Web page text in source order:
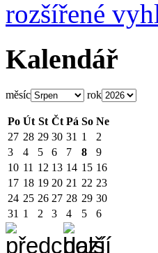
rozšířené
Kalendář
měsíc rok
Po Út St Čt Pá So Ne
27 28 29 30 31 1
2
3
4 5 6 7 8
9
10 11 12 13 14 15 16
17 18 19 20 21 22 23
24 25 26 27 28 29 30
31 1 2 3 4 5 6